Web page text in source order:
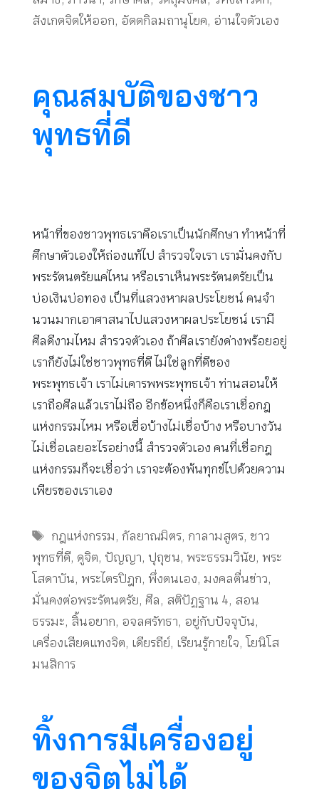
สังเกตจิตให้ออก, อัตตกิลมถานุโยค, อ่านใจตัวเอง
คุณสมบัติของชาว
พุทธที่ดี
หน้าที่ของชาวพุทธเราคือเราเป็นนักศึกษา ทำหน้าที่
ศึกษาตัวเองให้ถ่องแท้ไป สํารวจใจเรา เรามั่นคงกับ
พระรัตนตรัยแค่ไหน หรือเราเห็นพระรัตนตรัยเป็น
บ่อเงินบ่อทอง เป็นที่แสวงหาผลประโยชน์ คนจํา
นวนมากเอาศาสนาไปแสวงหาผลประโยชน์ เรามี
ศีลดีงามไหม สํารวจตัวเอง ถ้าศีลเรายังด่างพร้อยอยู่
เราก็ยังไม่ใช่ชาวพุทธที่ดี ไม่ใช่ลูกที่ดีของ
พระพุทธเจ้า เราไม่เคารพพระพุทธเจ้า ท่านสอนให้
เราถือศีลแล้วเราไม่ถือ อีกข้อหนึ่งก็คือเราเชื่อกฎ
แห่งกรรมไหม หรือเชื่อบ้างไม่เชื่อบ้าง หรือบางวัน
ไม่เชื่อเลยอะไรอย่างนี้ สํารวจตัวเอง คนที่เชื่อกฎ
แห่งกรรมก็จะเชื่อว่า เราจะต้องพ้นทุกข์ไปด้วยความ
เพียรของเราเอง
Tags
กฎแห่งกรรม, กัลยาณมิตร, กาลามสูตร, ชาว
พุทธที่ดี, ดูจิต, ปัญญา, ปุถุชน, พระธรรมวินัย, พระ
โสดาบัน, พระไตรปิฎก, พึ่งตนเอง, มงคลตื่นข่าว,
มั่นคงต่อพระรัตนตรัย, ศีล, สติปัฏฐาน 4, สอน
ธรรมะ, สิ้นอยาก, อจลศรัทธา, อยู่กับปัจจุบัน,
เครื่องเสียดแทงจิต, เดียรถีย์, เรียนรู้กายใจ, โยนิโส
มนสิการ
ทิ้งการมีเครื่องอยู่
ของจิตไม่ได้